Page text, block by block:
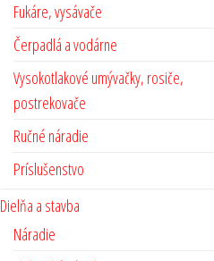
Fukáre, vysávače
Čerpadlá a vodárne
Vysokotlakové umývačky, rosiče,
postrekovače
Ručné náradie
Príslušenstvo
Dielňa a stavba
Náradie